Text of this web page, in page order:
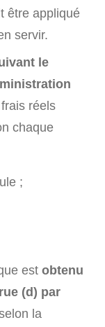
être appliqué
servir.
le
réels
chaque
;
est obtenu
(d) par
la